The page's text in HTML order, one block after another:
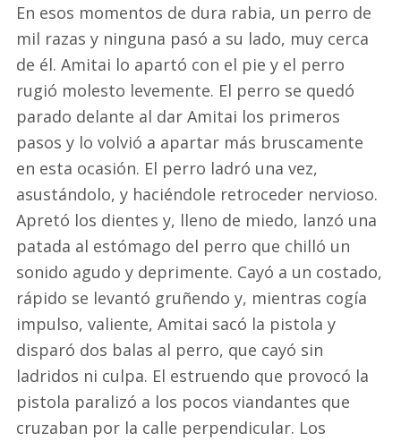
En esos momentos de dura rabia, un perro de
mil razas y ninguna pasó a su lado, muy cerca
de él. Amitai lo apartó con el pie y el perro
rugió molesto levemente. El perro se quedó
parado delante al dar Amitai los primeros
pasos y lo volvió a apartar más bruscamente
en esta ocasión. El perro ladró una vez,
asustándolo, y haciéndole retroceder nervioso.
Apretó los dientes y, lleno de miedo, lanzó una
patada al estómago del perro que chilló un
sonido agudo y deprimente. Cayó a un costado,
rápido se levantó gruñendo y, mientras cogía
impulso, valiente, Amitai sacó la pistola y
disparó dos balas al perro, que cayó sin
ladridos ni culpa. El estruendo que provocó la
pistola paralizó a los pocos viandantes que
cruzaban por la calle perpendicular. Los